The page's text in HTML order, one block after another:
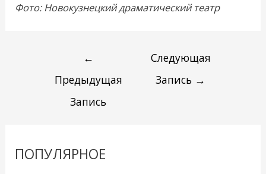
Фото: Новокузнецкий драматический театр
←
Предыдущая
Запись
Следующая
Запись →
ПОПУЛЯРНОЕ